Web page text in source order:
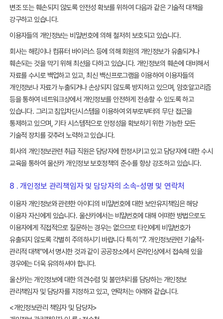
변조 또는 훼손되지 않도록 안전성 확보를 위하여 다음과 같은 기술적 대책을
강구하고 있습니다.
이용자들의 개인정보는 비밀번호에 의해 철저히 보호되고 있습니다.
회사는 해킹이나 컴퓨터 바이러스 등에 의해 회원의 개인정보가 유출되거나
훼손되는 것을 막기 위해 최선을 다하고 있습니다. 개인정보의 훼손에 대비해서
자료를 수시로 백업하고 있고, 최신 백신프로그램을 이용하여 이용자들의
개인정보나 자료가 누출되거나 손상되지 않도록 방지하고 있으며, 암호알고리즘
등을 통하여 네트워크상에서 개인정보를 안전하게 전송할 수 있도록 하고
있습니다. 그리고 침입차단시스템을 이용하여 외부로부터의 무단 접근을
통제하고 있으며, 기타 시스템적으로 안정성을 확보하기 위한 가능한 모든
기술적 장치를 갖추려 노력하고 있습니다.
회사의 개인정보관련 취급 직원은 담당자에 한정시키고 있고 담당자에 대한 수시
교육을 통하여 울산카 개인정보 보호정책의 준수를 항상 강조하고 있습니다.
8 . 개인정보 관리책임자 및 담당자의 소속-성명 및 연락처
이용자 개인정보와 관련한 아이디의 비밀번호에 대한 보안유지책임은 해당
이용자 자신에게 있습니다. 울산카에서는 비밀번호에 대해 어떠한 방법으로도
이용자에게 직접적으로 질문하는 경우는 없으므로 타인에게 비밀번호가
유출되지 않도록 각별히 주의하시기 바랍니다 특히 "7. 개인정보관련 기술적-
관리적 대책"에서 명시한 것과 같이 공공장소에서 온라인상에서 접속해 있을
경우에는 더욱 유의하셔야 합니다.
울산카는 개인정보에 대한 의견수렴 및 불만처리를 담당하는 개인정보
관리책임자 및 담당자를 지정하고 있고, 연락처는 아래와 같습니다.
<개인정보관리 책임자 및 담당자>